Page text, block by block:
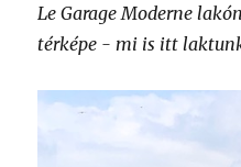
Le Garage Moderne
térképe - mi is itt